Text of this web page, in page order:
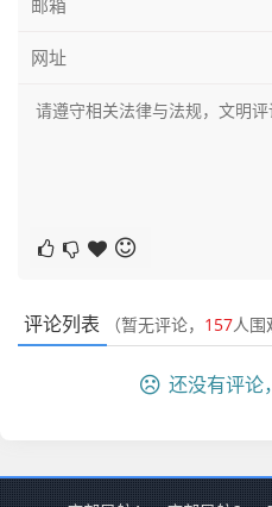
评论列表 （暂无评论， 157人围
还没有评论